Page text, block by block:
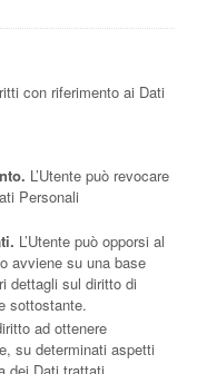
con riferimento ai Dati
L’Utente può revocare
Personali
L’Utente può opporsi al
avviene su una base
dettagli sul diritto di
sottostante.
ad ottenere
su determinati aspetti